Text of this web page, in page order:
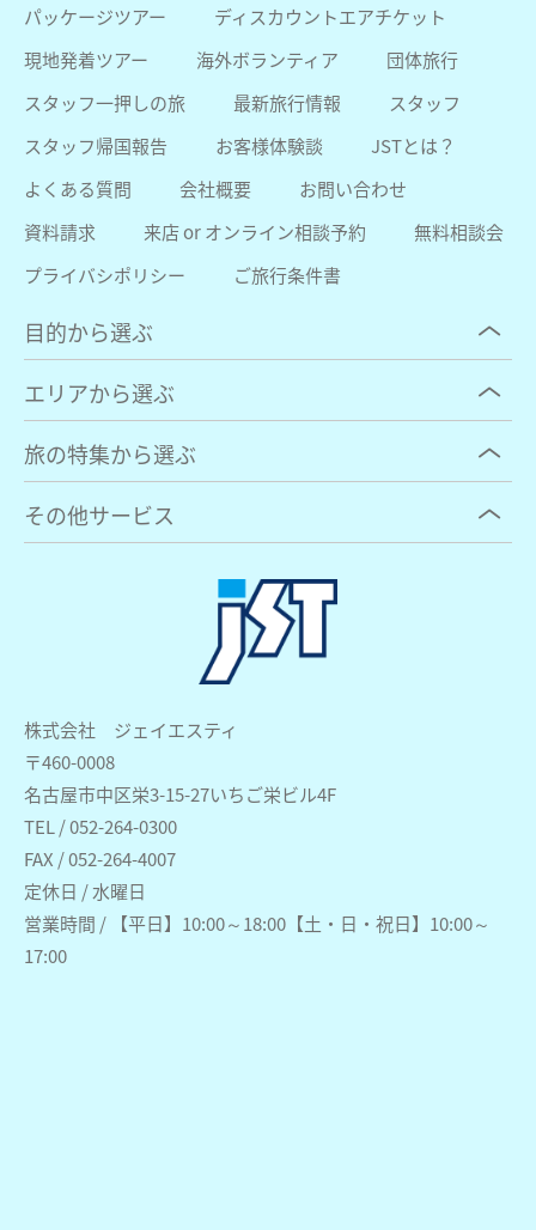
株式会社 ジェイエスティ
〒460-0008
名古屋市中区栄3-15-27いちご栄ビル4F
TEL / 052-264-0300
FAX / 052-264-4007
定休日 / 水曜日
営業時間 / 【平日】10:00～18:00【土・日・祝日】10:00～
17:00
パッケージツアー
ディスカウントエアチケット
現地発着ツアー
海外ボランティア
団体旅行
スタッフ一押しの旅
最新旅行情報
スタッフ
スタッフ帰国報告
お客様体験談
JSTとは？
よくある質問
会社概要
お問い合わせ
資料請求
来店 or オンライン相談予約
無料相談会
プライバシポリシー
ご旅行条件書
目的から選ぶ
エリアから選ぶ
旅の特集から選ぶ
その他サービス